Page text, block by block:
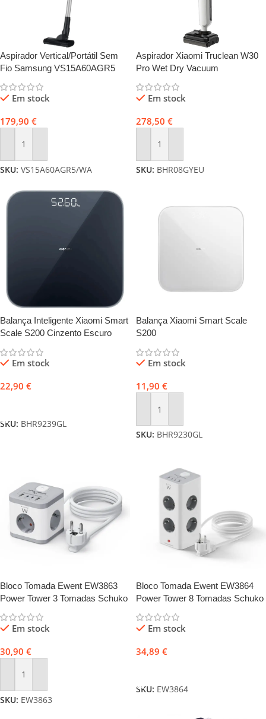
Aspirador Vertical/Portátil Sem
Fio Samsung VS15A60AGR5
Em stock
179,90 €
Adicionar
SKU: VS15A60AGR5/WA
Aspirador Xiaomi Truclean W30
Pro Wet Dry Vacuum
Em stock
278,50 €
Adicionar
SKU: BHR08GYEU
Balança Inteligente Xiaomi Smart
Scale S200 Cinzento Escuro
Em stock
22,90 €
SKU: BHR9239GL
Balança Xiaomi Smart Scale
S200
Em stock
11,90 €
Adicionar
SKU: BHR9230GL
Bloco Tomada Ewent EW3863
Power Tower 3 Tomadas Schuko
Branca/Cinza
Em stock
30,90 €
Adicionar
SKU: EW3863
Bloco Tomada Ewent EW3864
Power Tower 8 Tomadas Schuko
Branca/Cinza
Em stock
34,89 €
SKU: EW3864